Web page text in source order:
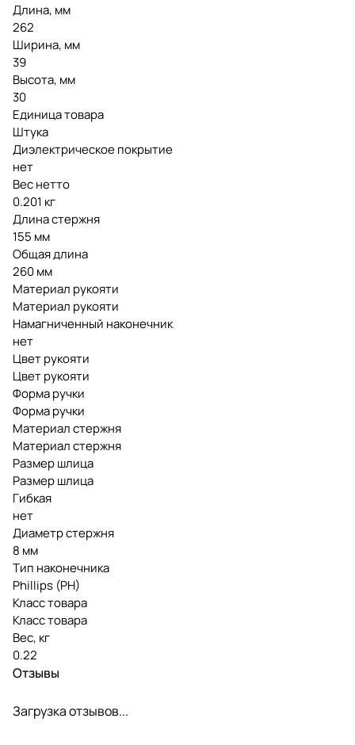
Длина, мм
262
Ширина, мм
39
Высота, мм
30
Единица товара
Штука
Диэлектрическое покрытие
нет
Вес нетто
0.201 кг
Длина стержня
155 мм
Общая длина
260 мм
Материал рукояти
Материал рукояти
Намагниченный наконечник
нет
Цвет рукояти
Цвет рукояти
Форма ручки
Форма ручки
Материал стержня
Материал стержня
Размер шлица
Размер шлица
Гибкая
нет
Диаметр стержня
8 мм
Тип наконечника
Phillips (PH)
Класс товара
Класс товара
Вес, кг
0.22
Отзывы
Загрузка отзывов...